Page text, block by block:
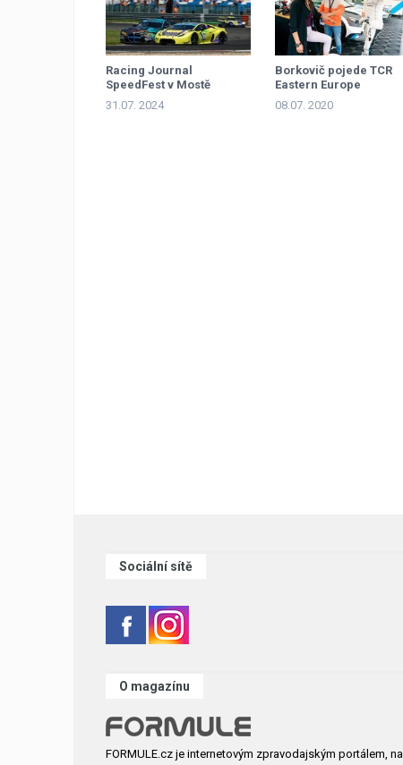
Racing Journal
SpeedFest v Mostě
31.07. 2024
Borkovič pojede TCR
Eastern Europe
08.07. 2020
Sociální sítě
O magazínu
FORMULE.cz je internetovým zpravodajským portálem, na